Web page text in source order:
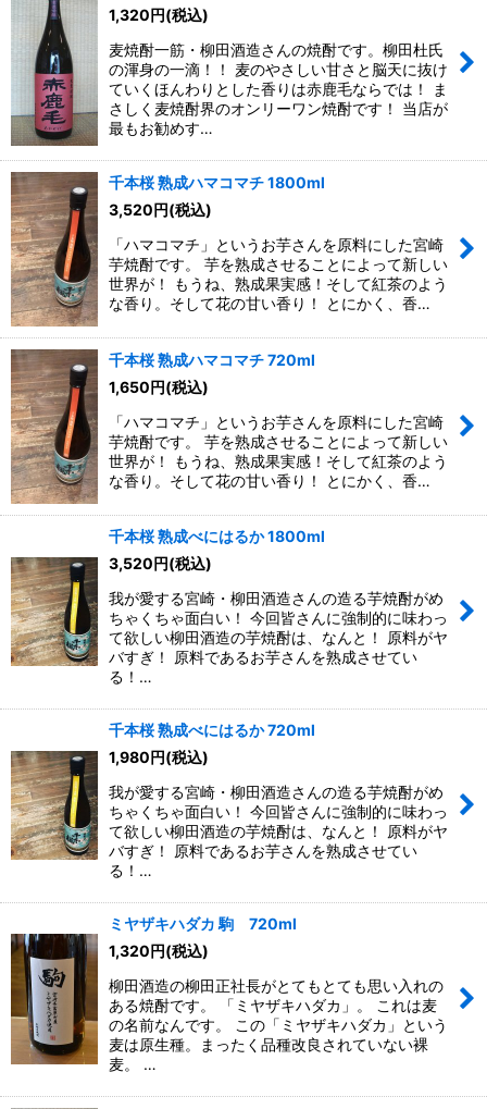
1,320円(税込)
麦焼酎一筋・柳田酒造さんの焼酎です。柳田杜氏
の渾身の一滴！！ 麦のやさしい甘さと脳天に抜け
ていくほんわりとした香りは赤鹿毛ならでは！ ま
さしく麦焼酎界のオンリーワン焼酎です！ 当店が
最もお勧めす…
千本桜 熟成ハマコマチ 1800ml
3,520 円(税込)
「ハマコマチ」というお芋さんを原料にした宮崎
芋焼酎です。 芋を熟成させることによって新しい
世界が！ もうね、熟成果実感！そして紅茶のよう
な香り。そして花の甘い香り！ とにかく、香…
千本桜 熟成ハマコマチ 720ml
1,650 円(税込)
「ハマコマチ」というお芋さんを原料にした宮崎
芋焼酎です。 芋を熟成させることによって新しい
世界が！ もうね、熟成果実感！そして紅茶のよう
な香り。そして花の甘い香り！ とにかく、香…
千本桜 熟成べにはるか 1800ml
3,520円(税込)
我が愛する宮崎・柳田酒造さんの造る芋焼酎がめ
ちゃくちゃ面白い！ 今回皆さんに強制的に味わっ
て欲しい柳田酒造の芋焼酎は、なんと！ 原料がヤ
バすぎ！ 原料であるお芋さんを熟成させてい
る！…
千本桜 熟成べにはるか 720ml
1,980円(税込)
我が愛する宮崎・柳田酒造さんの造る芋焼酎がめ
ちゃくちゃ面白い！ 今回皆さんに強制的に味わっ
て欲しい柳田酒造の芋焼酎は、なんと！ 原料がヤ
バすぎ！ 原料であるお芋さんを熟成させてい
る！…
ミヤザキハダカ 駒 720ml
1,320円(税込)
柳田酒造の柳田正社長がとてもとても思い入れの
ある焼酎です。 「ミヤザキハダカ」。 これは麦
の名前なんです。 この「ミヤザキハダカ」という
麦は原生種。まったく品種改良されていない裸
麦。 …